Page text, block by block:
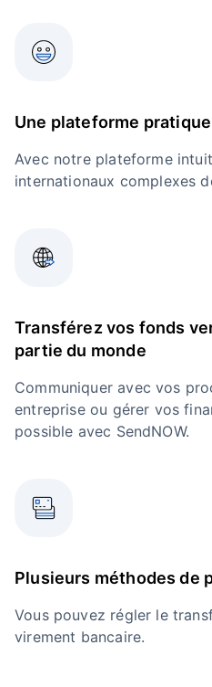
Une plateforme pratique
Avec notre plateforme
internationaux complexes
Transférez vos fonds
partie du monde
Communiquer avec vos
entreprise ou gérer vos
possible avec SendNOW.
Plusieurs méthodes de
Vous pouvez régler le
virement bancaire.